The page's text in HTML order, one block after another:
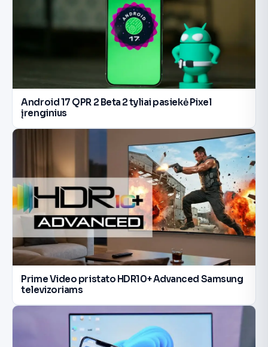
Android 17 QPR 2 Beta 2 tyliai pasiekė Pixel
įrenginius
Prime Video pristato HDR10+ Advanced Samsung
televizoriams